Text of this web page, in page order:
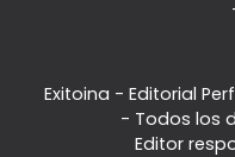
Exitoina - Editorial
- Todos los
Editor